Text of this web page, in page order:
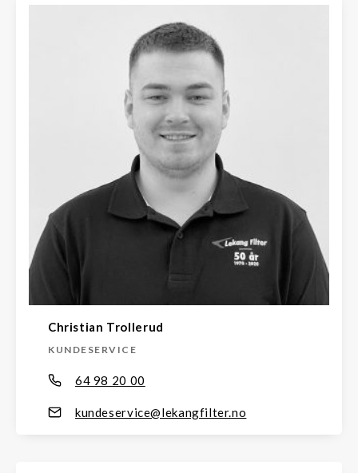
Christian Trollerud
KUNDESERVICE
64 98 20 00
kundeservice@lekangfilter.no